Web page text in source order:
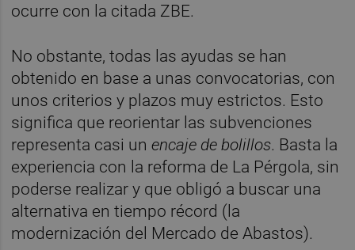
ocurre con la citada ZBE.
No obstante, todas las ayudas se han
obtenido en base a unas convocatorias, con
unos criterios y plazos muy estrictos. Esto
significa que reorientar las subvenciones
representa casi unencaje de bolillos. Basta la
experiencia con la reforma de La Pérgola, sin
poderse realizar y que obligó a buscar una
alternativa en tiempo récord (la
modernización del Mercado de Abastos).